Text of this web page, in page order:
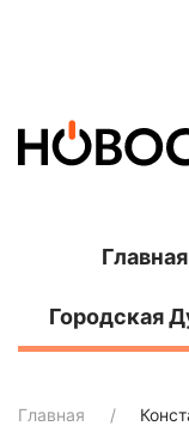
Главная
Городская
Главная